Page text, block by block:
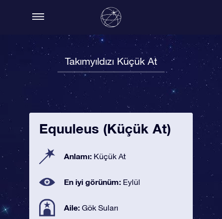
Takımyıldızı Küçük At
Equuleus (Küçük At)
Anlamı: Küçük At
En iyi görünüm: Eylül
Aile: Gök Suları